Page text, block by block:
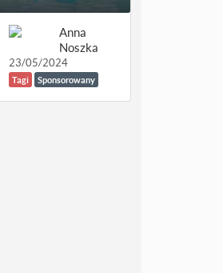
Anna
Noszka
23/05/2024
Tagi Sponsorowany